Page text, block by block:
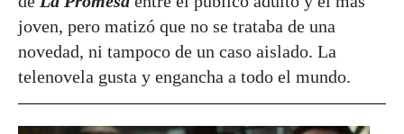
joven, pero matizó que no se trataba de una
novedad, ni tampoco de un caso aislado. La
telenovela gusta y engancha a todo el mundo.